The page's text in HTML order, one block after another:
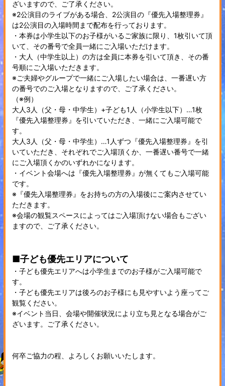
ざいますので、ご了承ください。
※2公演目のライブがある場合、2公演目の『優先入場整理券』
は2公演目の入場時間まで配布を行っております。
・本券は小学生以下のお子様がいるご家族に限り、1枚引いて頂
いて、その番号で全員一緒にご入場いただけます。
・大人（中学生以上）の方は全員に本券を引いて頂き、その番
号順にご入場いただきます。
※ご夫婦やグループで一緒にご入場したい場合は、一番遅い方
の番号でのご入場となりますので、ご了承ください。
（※例）
大人3人（父・母・中学生）+子ども1人（小学生以下）…1枚
『優先入場整理券』を引いていただき、一緒にご入場可能で
す。
大人3人（父・母・中学生）…1人ずつ『優先入場整理券』を引
いていただき、それぞれでご入場頂くか、一番遅い番号で一緒
にご入場頂くかのいずれかになります。
・イベント会場へは『優先入場整理券』が無くてもご入場可能
です。
※『優先入場整理券』をお持ちの方の入場後にご案内させてい
ただきます。
※会場の観覧スペースによってはご入場頂けない場合もござい
ますので、ご了承ください。
■子ども優先エリアについて
・子ども優先エリアへは小学生までのお子様がご入場可能で
す。
・子ども優先エリアは後ろのお子様にも見やすいよう座ってご
観覧ください。
※イベント当日、会場や開催状況により立ち見となる場合がご
ざいます。ご了承ください。
何卒ご協力の程、よろしくお願いいたします。